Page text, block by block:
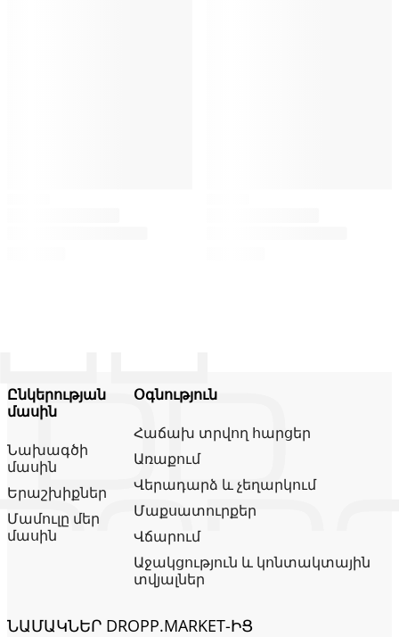
Ընկերության
մասին
Նախագծի
մասին
Երաշխիքներ
Մամուլը մեր
մասին
Օգնություն
Հաճախ տրվող հարցեր
Առաքում
Վերադարձ և չեղարկում
Մաքսատուրքեր
Վճարում
Աջակցություն և կոնտակտային
տվյալներ
ՆԱՄԱԿՆԵՐ DROPP.MARKET-ԻՑ